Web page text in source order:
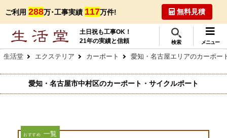
ご利用 288万･工事実績 117万件! 無料見積
土日祝も工事OK！
21年の実績と信頼
検索 メニュー
生活堂 エクステリア カーポート 愛知・名古屋エリアのカーポー
愛知・名古屋市中村区のカーポート・サイクルポート
おすすめ 一覧